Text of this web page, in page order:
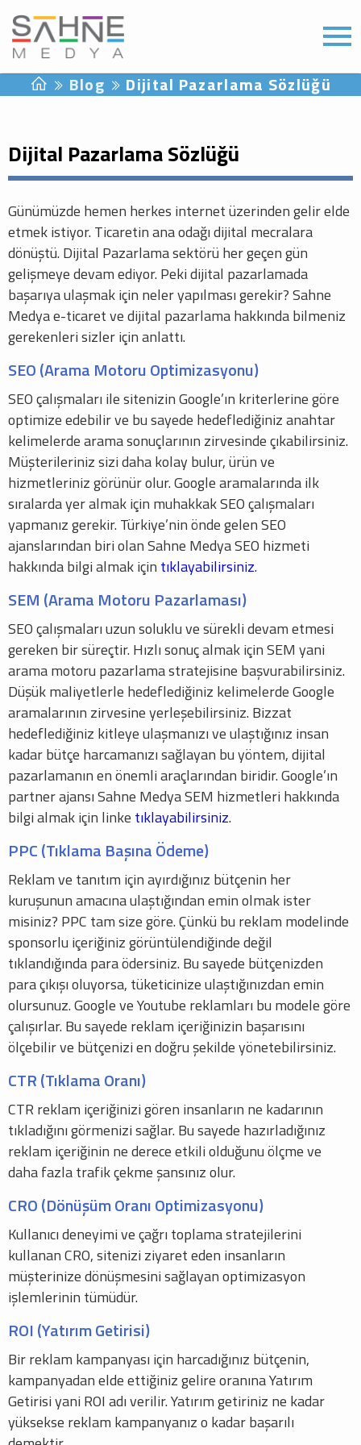
Blog Dijital Pazarlama Sözlüğü
Dijital Pazarlama Sözlüğü
Günümüzde hemen herkes internet üzerinden gelir elde
etmek istiyor. Ticaretin ana odağı dijital mecralara
dönüştü. Dijital Pazarlama sektörü her geçen gün
gelişmeye devam ediyor. Peki dijital pazarlamada
başarıya ulaşmak için neler yapılması gerekir? Sahne
Medya e-ticaret ve dijital pazarlama hakkında bilmeniz
gerekenleri sizler için anlattı.
SEO (Arama Motoru Optimizasyonu)
SEO çalışmaları ile sitenizin Google’ın kriterlerine göre
optimize edebilir ve bu sayede hedeflediğiniz anahtar
kelimelerde arama sonuçlarının zirvesinde çıkabilirsiniz.
Müşterileriniz sizi daha kolay bulur, ürün ve
hizmetleriniz görünür olur. Google aramalarında ilk
sıralarda yer almak için muhakkak SEO çalışmaları
yapmanız gerekir. Türkiye’nin önde gelen SEO
ajanslarından biri olan Sahne Medya SEO hizmeti
hakkında bilgi almak için tıklayabilirsiniz.
SEM (Arama Motoru Pazarlaması)
SEO çalışmaları uzun soluklu ve sürekli devam etmesi
gereken bir süreçtir. Hızlı sonuç almak için SEM yani
arama motoru pazarlama stratejisine başvurabilirsiniz.
Düşük maliyetlerle hedeflediğiniz kelimelerde Google
aramalarının zirvesine yerleşebilirsiniz. Bizzat
hedeflediğiniz kitleye ulaşmanızı ve ulaştığınız insan
kadar bütçe harcamanızı sağlayan bu yöntem, dijital
pazarlamanın en önemli araçlarından biridir. Google’ın
partner ajansı Sahne Medya SEM hizmetleri hakkında
bilgi almak için linke tıklayabilirsiniz.
PPC (Tıklama Başına Ödeme)
Reklam ve tanıtım için ayırdığınız bütçenin her
kuruşunun amacına ulaştığından emin olmak ister
misiniz? PPC tam size göre. Çünkü bu reklam modelinde
sponsorlu içeriğiniz görüntülendiğinde değil
tıklandığında para ödersiniz. Bu sayede bütçenizden
para çıkışı oluyorsa, tüketicinize ulaştığınızdan emin
olursunuz. Google ve Youtube reklamları bu modele göre
çalışırlar. Bu sayede reklam içeriğinizin başarısını
ölçebilir ve bütçenizi en doğru şekilde yönetebilirsiniz.
CTR (Tıklama Oranı)
CTR reklam içeriğinizi gören insanların ne kadarının
tıkladığını görmenizi sağlar. Bu sayede hazırladığınız
reklam içeriğinin ne derece etkili olduğunu ölçme ve
daha fazla trafik çekme şansınız olur.
CRO (Dönüşüm Oranı Optimizasyonu)
Kullanıcı deneyimi ve çağrı toplama stratejilerini
kullanan CRO, sitenizi ziyaret eden insanların
müşterinize dönüşmesini sağlayan optimizasyon
işlemlerinin tümüdür.
ROI (Yatırım Getirisi)
Bir reklam kampanyası için harcadığınız bütçenin,
kampanyadan elde ettiğiniz gelire oranına Yatırım
Getirisi yani ROI adı verilir. Yatırım getiriniz ne kadar
yüksekse reklam kampanyanız o kadar başarılı